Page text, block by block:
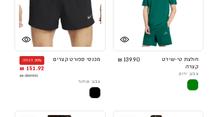
חולצת טי-שירט
קצרה
139.90 ₪
צבע: ירוק
מכנסי ספורט קצרים 20% הנחה
151.92 ₪
189.90 ₪
צבע: שחור